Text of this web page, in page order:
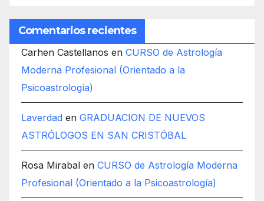
Comentarios recientes
Carhen Castellanos en CURSO de Astrología
Moderna Profesional (Orientado a la
Psicoastrología)
Laverdad en GRADUACION DE NUEVOS
ASTRÓLOGOS EN SAN CRISTÓBAL
Rosa Mirabal en CURSO de Astrología Moderna
Profesional (Orientado a la Psicoastrología)